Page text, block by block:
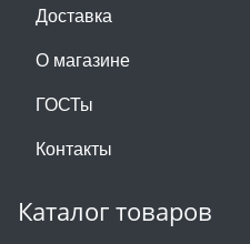
Доставка
О магазине
ГОСТы
Контакты
Каталог товаров